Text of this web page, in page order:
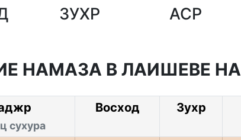
ЗУХР
АСР
НАМАЗА В ЛАИШЕВЕ НА
сухура
Восход Зухр